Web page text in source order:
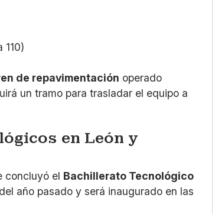
110)
de repavimentación operado
un tramo para trasladar el equipo a
en León y
concluyó el Bachillerato Tecnológico
año pasado y será inaugurado en las